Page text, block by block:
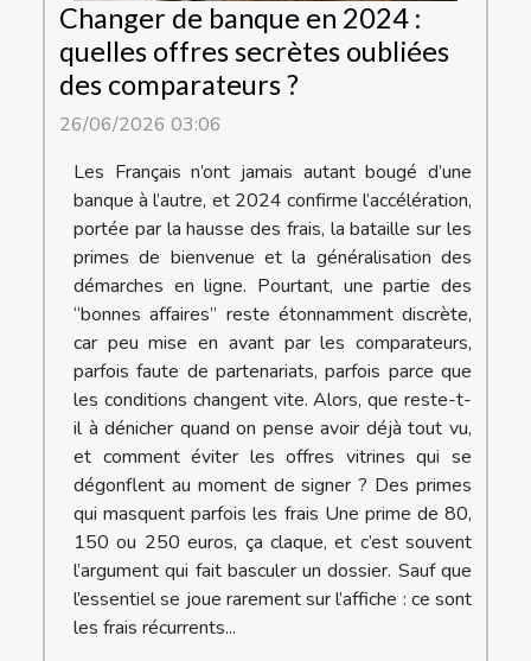
Changer de banque en 2024 :
quelles offres secrètes oubliées
des comparateurs ?
26/06/2026 03:06
Les Français n’ont jamais autant bougé d’une
banque à l’autre, et 2024 confirme l’accélération,
portée par la hausse des frais, la bataille sur les
primes de bienvenue et la généralisation des
démarches en ligne. Pourtant, une partie des
“bonnes affaires” reste étonnamment discrète,
car peu mise en avant par les comparateurs,
parfois faute de partenariats, parfois parce que
les conditions changent vite. Alors, que reste-t-
il à dénicher quand on pense avoir déjà tout vu,
et comment éviter les offres vitrines qui se
dégonflent au moment de signer ? Des primes
qui masquent parfois les frais Une prime de 80,
150 ou 250 euros, ça claque, et c’est souvent
l’argument qui fait basculer un dossier. Sauf que
l’essentiel se joue rarement sur l’affiche : ce sont
les frais récurrents...